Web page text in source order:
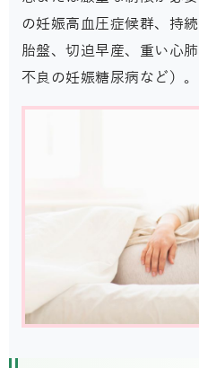
の妊娠高血圧症候群、持
胎盤、切迫早産、重い心
不良の妊娠糖尿病など）。